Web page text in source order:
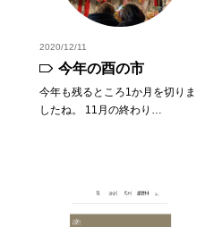
2020/12/11
今年の酉の市
今年も残るところ1か月を切りま
したね。 11月の終わり…